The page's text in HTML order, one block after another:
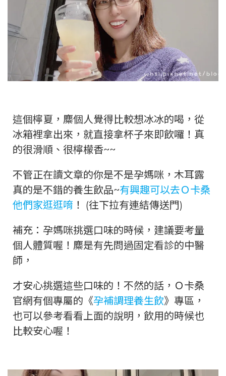
這個檸夏，麋個人覺得比較想冰冰的喝，從
冰箱裡拿出來，就直接拿杯子來即飲囉！真
的很滑順、很檸檬香~~
不管正在讀文章的你是不是孕媽咪，木耳露
真的是不錯的養生飲品~有興趣可以去Ｏ卡桑
他們家逛逛唷 ！ (往下拉有連結傳送門)
補充：孕媽咪挑選口味的時候，建議要考量
個人體質喔！麋是有先問過固定看診的中醫
師，
才安心挑選這些口味的！不然的話，Ｏ卡桑
官網有個專屬的《孕補調理養生飲》專區，
也可以參考看看上面的說明，飲用的時候也
比較安心喔！